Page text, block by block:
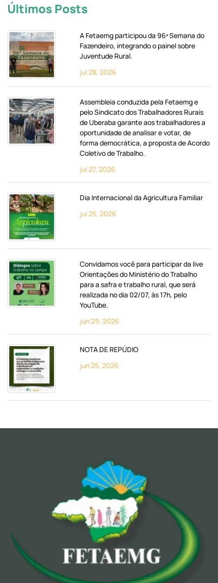
Últimos Posts
A Fetaemg participou da 96ª Semana do
Fazendeiro, integrando o painel sobre
Juventude Rural.
jul 28, 2026
Assembleia conduzida pela Fetaemg e
pelo Sindicato dos Trabalhadores Rurais
de Uberaba garante aos trabalhadores a
oportunidade de analisar e votar, de
forma democrática, a proposta de Acordo
Coletivo de Trabalho.
jul 27, 2026
Dia Internacional da Agricultura Familiar
jul 25, 2026
Convidamos você para participar da live
Orientações do Ministério do Trabalho
para a safra e trabalho rural, que será
realizada no dia 02/07, às 17h, pelo
YouTube.
jun 29, 2026
NOTA DE REPÚDIO
jun 25, 2026